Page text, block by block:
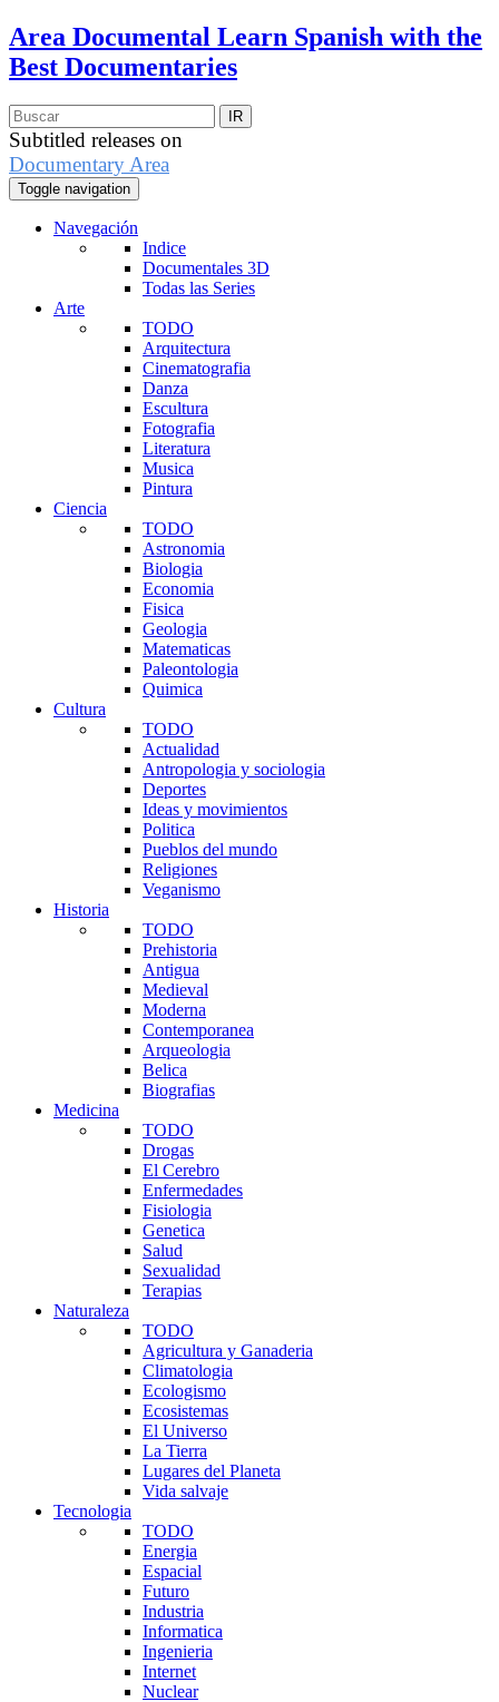
Area Documental Learn Spanish with the
Best Documentaries
Subtitled releases on
Documentary Area
Toggle navigation
Navegación
Indice
Documentales 3D
Todas las Series
Arte
TODO
Arquitectura
Cinematografia
Danza
Escultura
Fotografia
Literatura
Musica
Pintura
Ciencia
TODO
Astronomia
Biologia
Economia
Fisica
Geologia
Matematicas
Paleontologia
Quimica
Cultura
TODO
Actualidad
Antropologia y sociologia
Deportes
Ideas y movimientos
Politica
Pueblos del mundo
Religiones
Veganismo
Historia
TODO
Prehistoria
Antigua
Medieval
Moderna
Contemporanea
Arqueologia
Belica
Biografias
Medicina
TODO
Drogas
El Cerebro
Enfermedades
Fisiologia
Genetica
Salud
Sexualidad
Terapias
Naturaleza
TODO
Agricultura y Ganaderia
Climatologia
Ecologismo
Ecosistemas
El Universo
La Tierra
Lugares del Planeta
Vida salvaje
Tecnologia
TODO
Energia
Espacial
Futuro
Industria
Informatica
Ingenieria
Internet
Nuclear